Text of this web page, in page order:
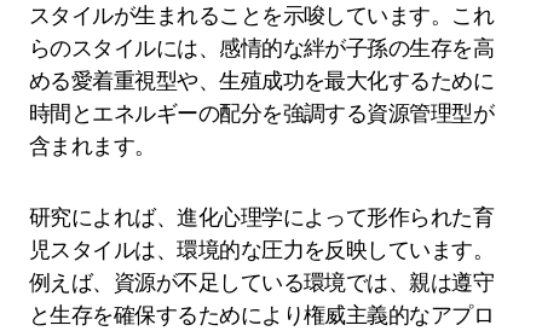
スタイルが生まれることを示唆しています。これ
らのスタイルには、感情的な絆が子孫の生存を高
める愛着重視型や、生殖成功を最大化するために
時間とエネルギーの配分を強調する資源管理型が
含まれます。
研究によれば、進化心理学によって形作られた育
児スタイルは、環境的な圧力を反映しています。
例えば、資源が不足している環境では、親は遵守
と生存を確保するためにより権威主義的なアプロ